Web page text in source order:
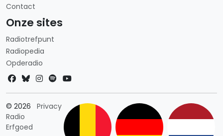
Contact
Onze sites
Radiotrefpunt
Radiopedia
Opderadio
© 2026
Radio
Erfgoed
PrivacyLandkeuze